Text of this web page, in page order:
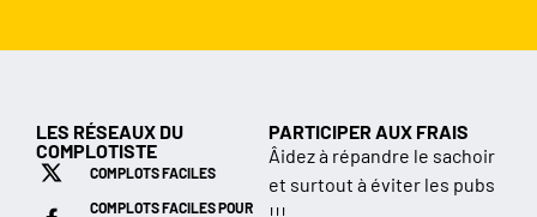
LES RÉSEAUX DU
COMPLOTISTE
COMPLOTS FACILES
COMPLOTS FACILES POUR
PARTICIPER AUX FRAIS
Âidez à répandre le sachoir
et surtout à éviter les pubs